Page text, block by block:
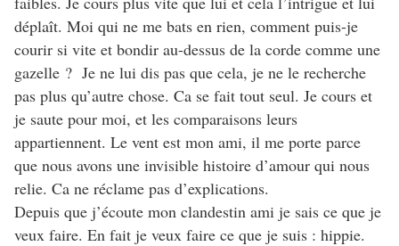
déplaît. Moi qui ne me bats en rien, comment puis-je
courir si vite et bondir au-dessus de la corde comme une
gazelle ? Je ne lui dis pas que cela, je ne le recherche
pas plus qu’autre chose. Ca se fait tout seul. Je cours et
je saute pour moi, et les comparaisons leurs
appartiennent. Le vent est mon ami, il me porte parce
que nous avons une invisible histoire d’amour qui nous
relie. Ca ne réclame pas d’explications.
Depuis que j’écoute mon clandestin ami je sais ce que je
veux faire. En fait je veux faire ce que je suis : hippie.